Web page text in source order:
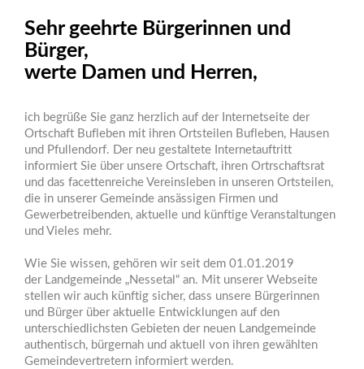
Sehr geehrte Bürgerinnen und
Bürger,
werte Damen und Herren,
ich begrüße Sie ganz herzlich auf der Internetseite der
Ortschaft Bufleben mit ihren Ortsteilen Bufleben, Hausen
und Pfullendorf. Der neu gestaltete Internetauftritt
informiert Sie über unsere Ortschaft, ihren Ortrschaftsrat
und das facettenreiche Vereinsleben in unseren Ortsteilen,
die in unserer Gemeinde ansässigen Firmen und
Gewerbetreibenden, aktuelle und künftige Veranstaltungen
und Vieles mehr.
Wie Sie wissen, gehören wir seit dem 01.01.2019
der Landgemeinde „Nessetal“ an. Mit unserer Webseite
stellen wir auch künftig sicher, dass unsere Bürgerinnen
und Bürger über aktuelle Entwicklungen auf den
unterschiedlichsten Gebieten der neuen Landgemeinde
authentisch, bürgernah und aktuell von ihren gewählten
Gemeindevertretern informiert werden.